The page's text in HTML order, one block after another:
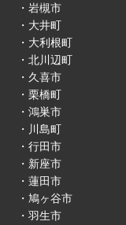
・岩槻市
・大井町
・大利根町
・北川辺町
・久喜市
・栗橋町
・鴻巣市
・川島町
・行田市
・新座市
・蓮田市
・鳩ヶ谷市
・羽生市